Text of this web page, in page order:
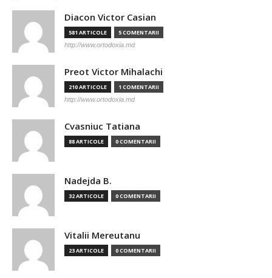
Diacon Victor Casian
581 ARTICOLE 5 COMENTARII
http://www.ortodoxia.md
Preot Victor Mihalachi
210 ARTICOLE 1 COMENTARII
http://www.ortodoxia.md
Cvasniuc Tatiana
88 ARTICOLE 0 COMENTARII
Nadejda B.
32 ARTICOLE 0 COMENTARII
Vitalii Mereutanu
23 ARTICOLE 0 COMENTARII